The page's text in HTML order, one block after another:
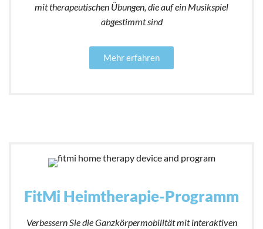
mit therapeutischen Übungen, die auf ein Musikspiel
abgestimmt sind
Mehr erfahren
FitMi Heimtherapie-Programm
Verbessern Sie die Ganzkörpermobilität mit interaktiven